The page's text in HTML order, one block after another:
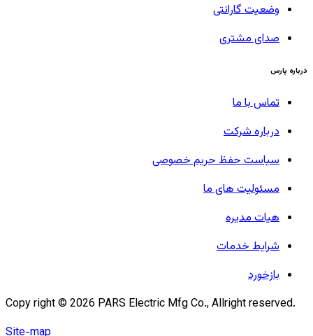
وضعیت گارانتی
صدای مشتری
درباره پارس
تماس با ما
درباره شرکت
سیاست حفظ حریم خصوصی
مسئولیت های ما
هیات مدیره
شرایط خدمات
بازخورد
Copy right © 2026 PARS Electric Mfg Co., Allright reserved.